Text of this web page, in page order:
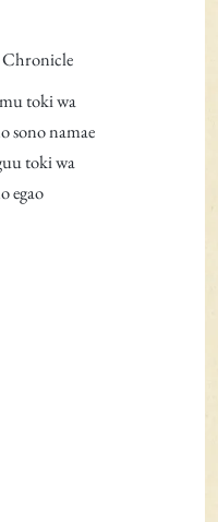
Chronicle
toki wa
sono namae
toki wa
egao